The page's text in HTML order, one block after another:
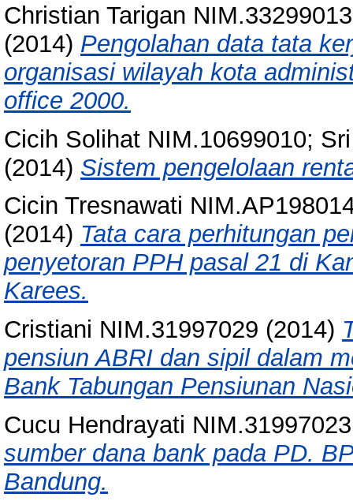
Christian Tarigan
(2014) Pengolahan data tata
organisasi wilayah kota
office 2000.
Cicih Solihat NIM.10699010;
(2014) Sistem pengelolaan
Cicin Tresnawati
(2014) Tata cara perhitungan
penyetoran PPH pasal 21 di
Karees.
Cristiani NIM.31997029 (2014)
pensiun ABRI dan sipil dalam
Bank Tabungan Pensiunan
Cucu Hendrayati NIM.31997023
sumber dana bank pada PD.
Bandung.